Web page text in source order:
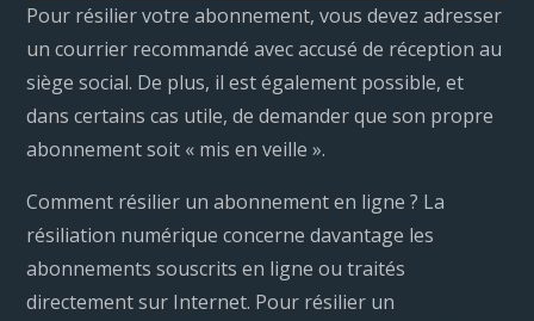
Pour résilier votre abonnement, vous devez adresser
un courrier recommandé avec accusé de réception au
siège social. De plus, il est également possible, et
dans certains cas utile, de demander que son propre
abonnement soit « mis en veille ».
Comment résilier un abonnement en ligne ? La
résiliation numérique concerne davantage les
abonnements souscrits en ligne ou traités
directement sur Internet. Pour résilier un